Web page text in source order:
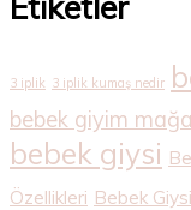
3 iplik 3 iplik kumaş nedir
bebek giyim
bebek giysi
Özellikleri Bebek